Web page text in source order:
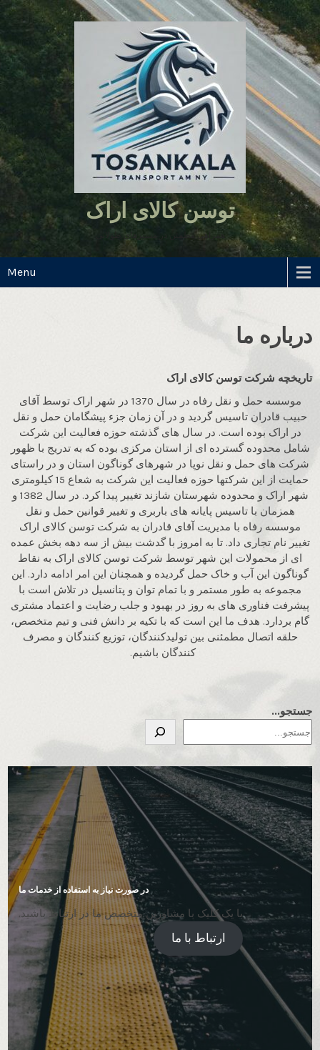
Skip
to
content
توسن کالای اراک
همراهی مطمئن در مسیرهای طولانی
Menu
درباره ما
تاریخچه شرکت توسن کالای اراک
موسسه حمل و نقل رفاه در سال 1370 در شهر اراک توسط آقای
حبیب قادران تاسیس گردید و در آن زمان جزء پیشگامان حمل و نقل
در اراک بوده است. در سال های گذشته حوزه فعالیت این شرکت
شامل محدوده گسترده ای از استان مرکزی بوده که به تدریج با ظهور
شرکت های حمل و نقل نوپا در شهرهای گوناگون استان و در راستای
حمایت از این شرکتها حوزه فعالیت این شرکت به شعاع 15 کیلومتری
شهر اراک و محدوده شهرستان شازند تغییر پیدا کرد. در سال 1382 و
همزمان با تاسیس پایانه های باربری و تغییر قوانین حمل و نقل
موسسه رفاه با مدیریت آقای قادران به شرکت توسن کالای اراک
تغییر نام تجاری داد. تا به امروز با گدشت بیش از سه دهه بخش عمده
ای از محمولات این شهر توسط شرکت توسن کالای اراک به نقاط
گوناگون این آب و خاک حمل گردیده و همچنان این امر ادامه دارد. این
مجموعه به طور مستمر و با تمام توان و پتانسیل در تلاش است با
پیشرفت فناوری های به روز در بهبود و جلب رضایت و اعتماد مشتری
گام بردارد. هدف ما این است که با تکیه بر دانش فنی و تیم متخصص،
حلقه اتصال مطمئنی بین تولیدکنندگان، توزیع کنندگان و مصرف
کنندگان باشیم.
جستجو...
در صورت نیاز به استفاده از خدمات ما
با یک کلیک با مشاورین متخصص ما در ارتباط باشید.
ارتباط با ما